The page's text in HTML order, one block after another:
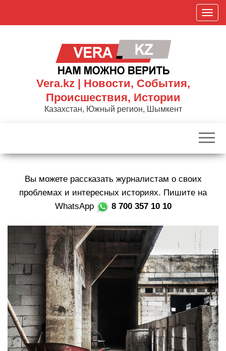
П
о
к
р
г
а
ц
и
ю
Vera.kz | Новости, События,
Происшествия, Истории
Казахстан, Южный регион, Шымкент
Вы можете рассказать журналистам о своих
проблемах и интересных историях. Пишите на
WhatsApp
8 700 357 10 10